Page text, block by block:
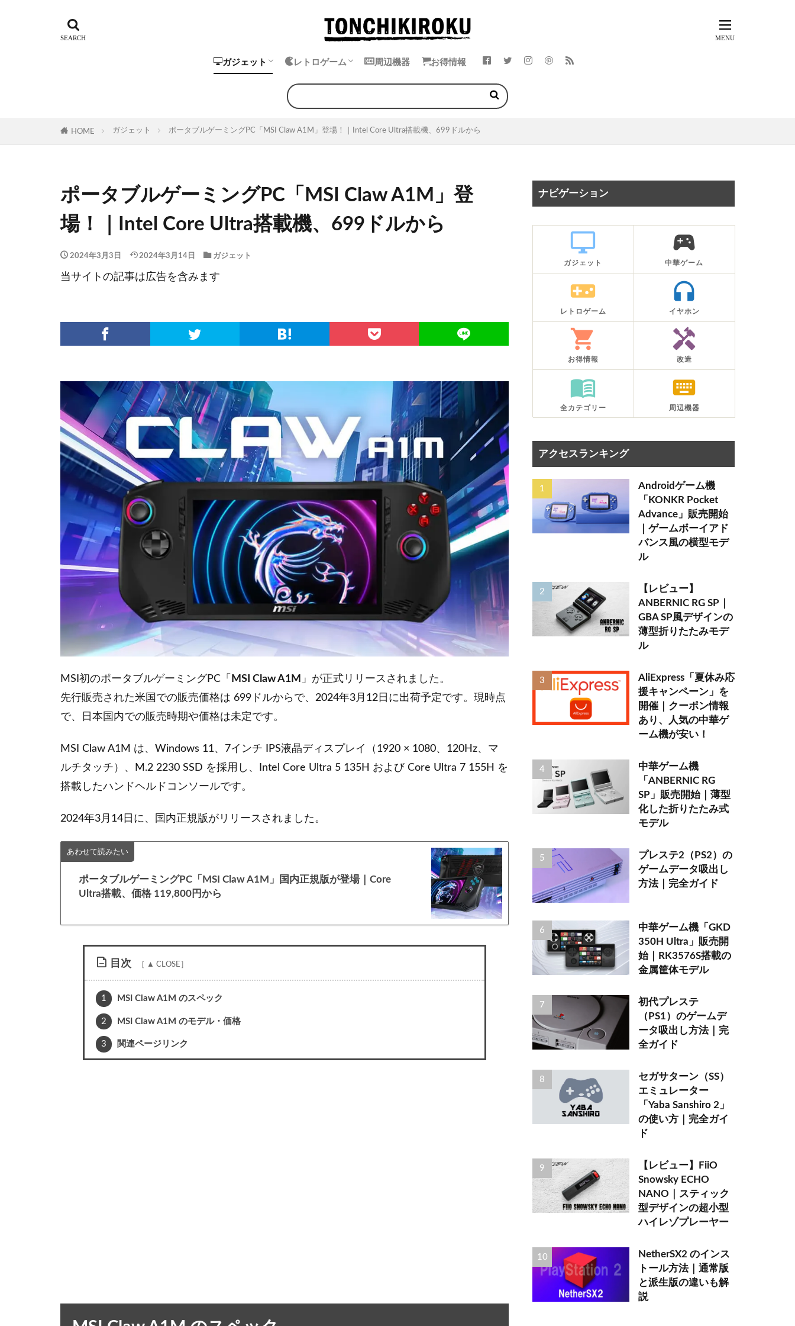
ガジェット
オーディオ・イヤホン
レトロゲーム
エミュレータ
中華ゲーム機
ゲームボーイ
ゲームギア
ワンダースワン
ネオジオポケット
周辺機器 お得情報
HOME ガジェット ポータブルゲーミングPC「MSI Claw A1M」登場！｜Intel Core Ultra搭載機、699ドルから
ポータブルゲーミングPC「MSI Claw A1M」登
場！｜Intel Core Ultra搭載機、699ドルから
2024年3月3日 2024年3月14日 ガジェット
当サイトの記事は広告を含みます
MSI初のポータブルゲーミングPC「 MSI Claw A1M 」が正式リリースされました。
先行販売された米国での販売価格は 699ドルからで、2024年3月12日に出荷予定です。現時点
で、日本国内での販売時期や価格は未定です。
MSI Claw A1M は、Windows 11、7インチ IPS液晶ディスプレイ（1920 × 1080、120Hz、マ
ルチタッチ）、M.2 2230 SSD を採用し、Intel Core Ultra 5 135H および Core Ultra 7 155H を
搭載したハンドヘルドコンソールです。
2024年3月14日に、国内正規版がリリースされました。
あわせて読みたい
ポータブルゲーミングPC「MSI Claw A1M」国内正規版が登場｜Core
Ultra搭載、価格 119,800円から
目次
1 MSI Claw A1M のスペック
2 MSI Claw A1M のモデル・価格
3 関連ページリンク
ナビゲーション
desktop_windows
ガジェット
sports_esports
中華ゲーム
videogame_asset
レトロゲーム
headphones
イヤホン
shopping_cart
お得情報
handyman
改造
menu_book
全カテゴリー
keyboard
周辺機器
アクセスランキング
Androidゲーム機
「KONKR Pocket
Advance」販売開始
｜ゲームボーイアド
バンス風の横型モデ
ル
【レビュー】
ANBERNIC RG SP｜
GBA SP風デザインの
薄型折りたたみモデ
ル
AliExpress「夏休み応
援キャンペーン」を
開催｜クーポン情報
あり、人気の中華ゲ
ーム機が安い！
中華ゲーム機
「ANBERNIC RG
SP」販売開始｜薄型
化した折りたたみ式
モデル
プレステ2（PS2）の
ゲームデータ吸出し
方法｜完全ガイド
中華ゲーム機「GKD
350H Ultra」販売開
始｜RK3576S搭載の
金属筐体モデル
初代プレステ
（PS1）のゲームデ
ータ吸出し方法｜完
全ガイド
セガサターン（SS）
エミュレーター
「Yaba Sanshiro 2」
の使い方｜完全ガイ
ド
【レビュー】FiiO
Snowsky ECHO
NANO｜スティック
型デザインの超小型
ハイレゾプレーヤー
NetherSX2 のインス
トール方法｜通常版
と派生版の違いも解
説